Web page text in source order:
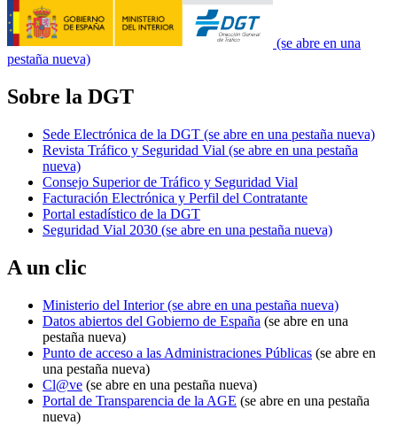
(se abre en una
pestaña nueva)
Sobre la DGT
Sede Electrónica de la DGT (se abre en una pestaña nueva)
Revista Tráfico y Seguridad Vial (se abre en una pestaña
nueva)
Consejo Superior de Tráfico y Seguridad Vial
Facturación Electrónica y Perfil del Contratante
Portal estadístico de la DGT
Seguridad Vial 2030 (se abre en una pestaña nueva)
A un clic
Ministerio del Interior(se abre en una pestaña nueva)
Datos abiertos del Gobierno de España (se abre en una
pestaña nueva)
Punto de acceso a las Administraciones Públicas (se abre en
una pestaña nueva)
Cl@ve (se abre en una pestaña nueva)
Portal de Transparencia de la AGE (se abre en una pestaña
nueva)